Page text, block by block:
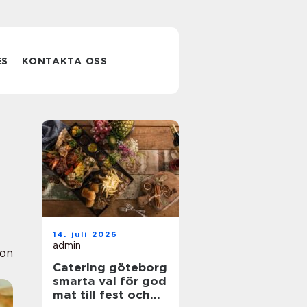
KONTAKTA OSS
14. juli 2026
admin
Catering göteborg
smarta val för god
mat till fest och